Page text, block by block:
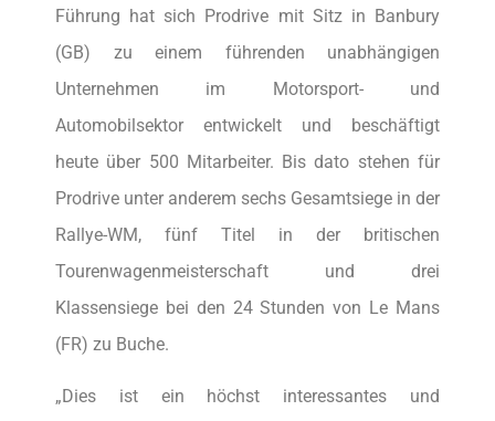
Führung hat sich Prodrive mit Sitz in Banbury
(GB) zu einem führenden unabhängigen
Unternehmen im Motorsport- und
Automobilsektor entwickelt und beschäftigt
heute über 500 Mitarbeiter. Bis dato stehen für
Prodrive unter anderem sechs Gesamtsiege in der
Rallye-WM, fünf Titel in der britischen
Tourenwagenmeisterschaft und drei
Klassensiege bei den 24 Stunden von Le Mans
(FR) zu Buche.
„Dies ist ein höchst interessantes und